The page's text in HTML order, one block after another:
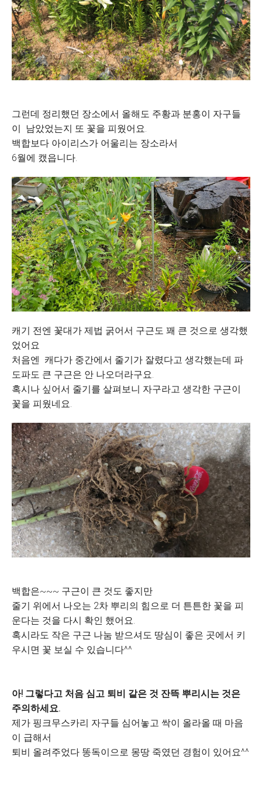
그런데 정리했던 장소에서 올해도 주황과 분홍이 자구들
이 남았었는지 또 꽃을 피웠어요.
백합보다 아이리스가 어울리는 장소라서
6월에 캤읍니다.
캐기 전엔 꽃대가 제법 굵어서 구근도 꽤 큰 것으로 생각했
었어요
처음엔 캐다가 중간에서 줄기가 잘렸다고 생각했는데 파
도파도 큰 구근은 안 나오더라구요.
혹시나 싶어서 줄기를 살펴보니 자구라고 생각한 구근이
꽃을 피웠네요.
백합은~~~ 구근이 큰 것도 좋지만
줄기 위에서 나오는 2차 뿌리의 힘으로 더 튼튼한 꽃을 피
운다는 것을 다시 확인 했어요.
혹시라도 작은 구근 나눔 받으셔도 땅심이 좋은 곳에서 키
우시면 꽃 보실 수 있습니다^^
아! 그렇다고 처음 심고 퇴비 같은 것 잔뜩 뿌리시는 것은
주의하세요.
제가 핑크무스카리 자구들 심어놓고 싹이 올라올 때 마음
이 급해서
퇴비 올려주었다 똥독이으로 몽땅 죽였던 경험이 있어요^^